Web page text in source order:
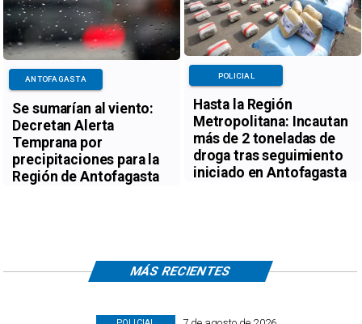
Se sumarían al viento:
Decretan Alerta
Temprana por
precipitaciones para la
Región de Antofagasta
ANTOFAGASTA
Hasta la Región
Metropolitana: Incautan
más de 2 toneladas de
droga tras seguimiento
iniciado en Antofagasta
POLICIAL
MÁS RECIENTES